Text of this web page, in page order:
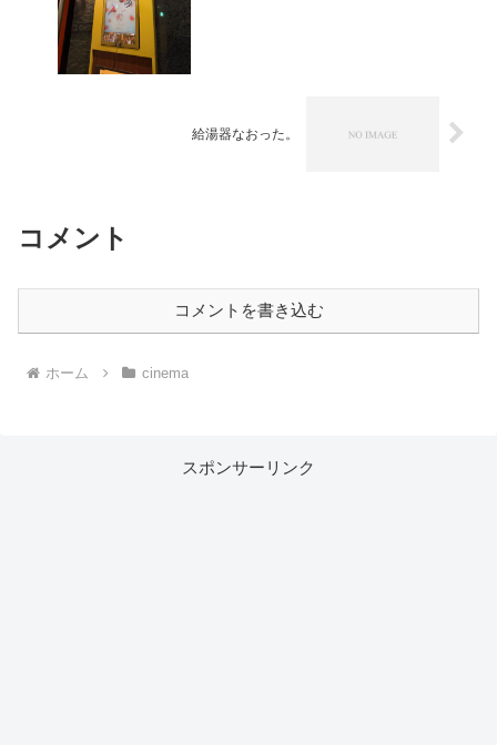
給湯器なおった。
コメント
コメントを書き込む
ホーム cinema
スポンサーリンク